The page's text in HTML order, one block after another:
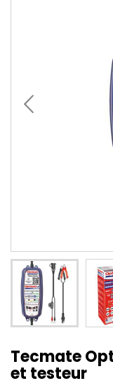
Tecmate
et testeur